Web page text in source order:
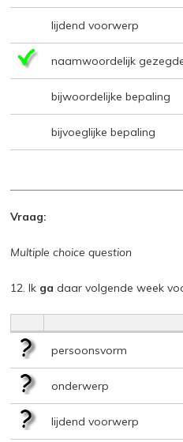
lijdend voorwerp
naamwoordelijk
bijwoordelijke bepaling
bijvoeglijke bepaling
Vraag:
Multiple choice question
12. Ik ga daar volgende week
persoonsvorm
onderwerp
lijdend voorwerp